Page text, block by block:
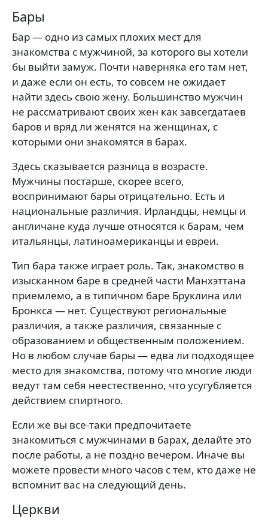
Бары
Бар — одно из самых плохих мест для
знакомства с мужчиной, за которого вы хотели
бы выйти замуж. Почти наверняка его там нет,
и даже если он есть, то совсем не ожидает
найти здесь свою жену. Большинство мужчин
не рассматривают своих жен как завсегдатаев
баров и вряд ли женятся на женщинах, с
которыми они знакомятся в барах.
Здесь сказывается разница в возрасте.
Мужчины постарше, скорее всего,
воспринимают бары отрицательно. Есть и
национальные различия. Ирландцы, немцы и
англичане куда лучше относятся к барам, чем
итальянцы, латиноамериканцы и евреи.
Тип бара также играет роль. Так, знакомство в
изысканном баре в средней части Манхэттана
приемлемо, а в типичном баре Бруклина или
Бронкса — нет. Существуют региональные
различия, а также различия, связанные с
образованием и общественным положением.
Но в любом случае бары — едва ли подходящее
место для знакомства, потому что многие люди
ведут там себя неестественно, что усугубляется
действием спиртного.
Если же вы все-таки предпочитаете
знакомиться с мужчинами в барах, делайте это
после работы, а не поздно вечером. Иначе вы
можете провести много часов с тем, кто даже не
вспомнит вас на следующий день.
Церкви